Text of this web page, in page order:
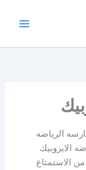
الرياضه
الايروبيك
الاستمتاع